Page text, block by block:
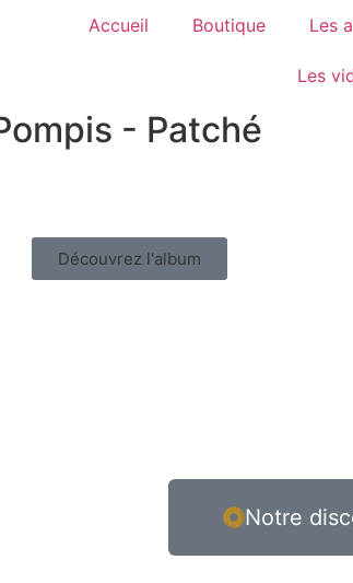
Accueil Boutique Les
Les
- Patché
Découvrez l'album
Notre